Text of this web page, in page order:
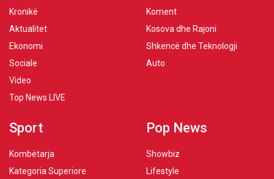
Kronikë
Aktualitet
Ekonomi
Sociale
Video
Top News LIVE
Koment
Kosova dhe Rajoni
Shkencë dhe Teknologji
Auto
Sport
Kombëtarja
Kategoria Superiore
Pop News
Showbiz
Lifestyle